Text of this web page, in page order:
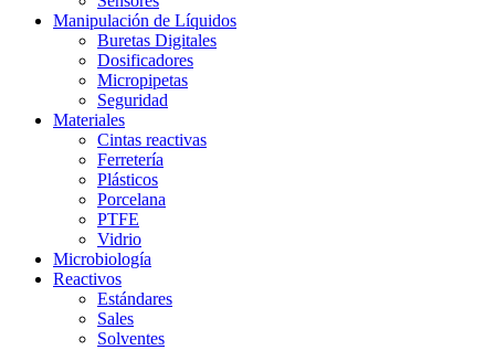
Manipulación de Líquidos
Buretas Digitales
Dosificadores
Micropipetas
Seguridad
Materiales
Cintas reactivas
Ferretería
Plásticos
Porcelana
PTFE
Vidrio
Microbiología
Reactivos
Estándares
Sales
Solventes